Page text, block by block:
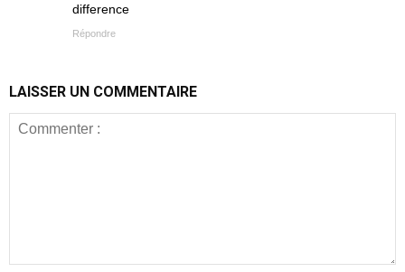
difference
Répondre
LAISSER UN COMMENTAIRE